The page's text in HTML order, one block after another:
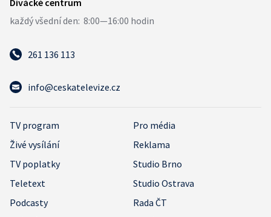
261 136 113
info@ceskatelevize.cz
TV program
Pro média
Živé vysílání
Reklama
TV poplatky
Studio Brno
Teletext
Studio Ostrava
Podcasty
Rada ČT